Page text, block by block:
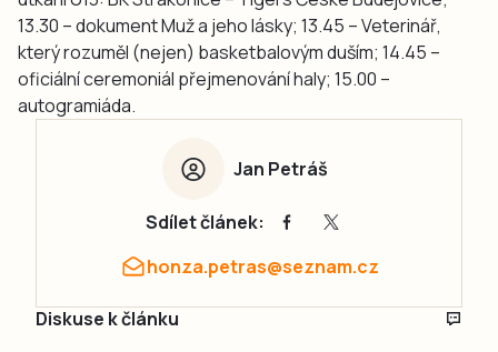
13.30 – dokument Muž a jeho lásky; 13.45 – Veterinář,
který rozuměl (nejen) basketbalovým duším; 14.45 –
oficiální ceremoniál přejmenování haly; 15.00 –
autogramiáda.
Jan Petráš
Sdílet článek:
honza.petras@seznam.cz
Diskuse k článku